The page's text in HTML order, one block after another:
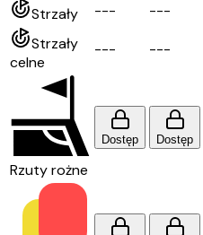
Strzały --- ---
Strzały
celne
--- ---
Rzuty rożne
Dostęp Dostęp